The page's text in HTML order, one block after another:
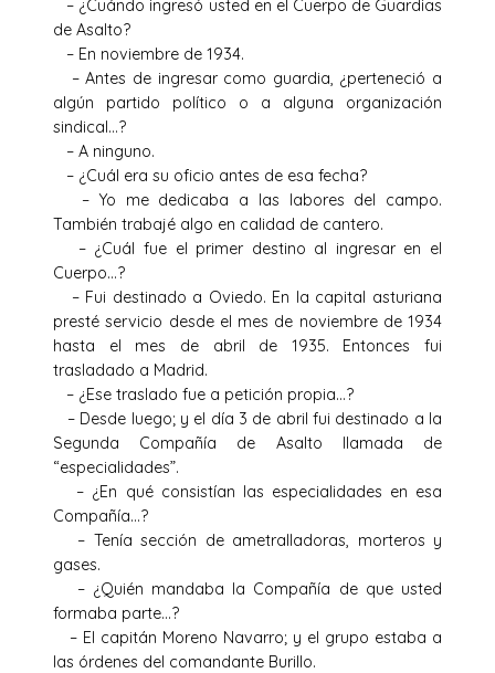
– ¿Cuándo ingresó usted en el Cuerpo de Guardias
de Asalto?
– En noviembre de 1934.
– Antes de ingresar como guardia, ¿perteneció a
algún partido político o a alguna organización
sindical…?
– A ninguno.
– ¿Cuál era su oficio antes de esa fecha?
– Yo me dedicaba a las labores del campo.
También trabajé algo en calidad de cantero.
– ¿Cuál fue el primer destino al ingresar en el
Cuerpo…?
– Fui destinado a Oviedo. En la capital asturiana
presté servicio desde el mes de noviembre de 1934
hasta el mes de abril de 1935. Entonces fui
trasladado a Madrid.
– ¿Ese traslado fue a petición propia…?
– Desde luego; y el día 3 de abril fui destinado a la
Segunda Compañía de Asalto llamada de
“especialidades”.
– ¿En qué consistían las especialidades en esa
Compañía…?
– Tenía sección de ametralladoras, morteros y
gases.
– ¿Quién mandaba la Compañía de que usted
formaba parte…?
– El capitán Moreno Navarro; y el grupo estaba a
las órdenes del comandante Burillo.